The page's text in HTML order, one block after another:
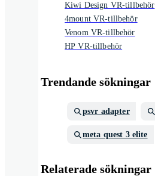
Kiwi Design VR-tillbehör
4mount VR-tillbehör
Venom VR-tillbehör
HP VR-tillbehör
Trendande sökningar
psvr adapter
meta quest 3 elite
Relaterade sökningar